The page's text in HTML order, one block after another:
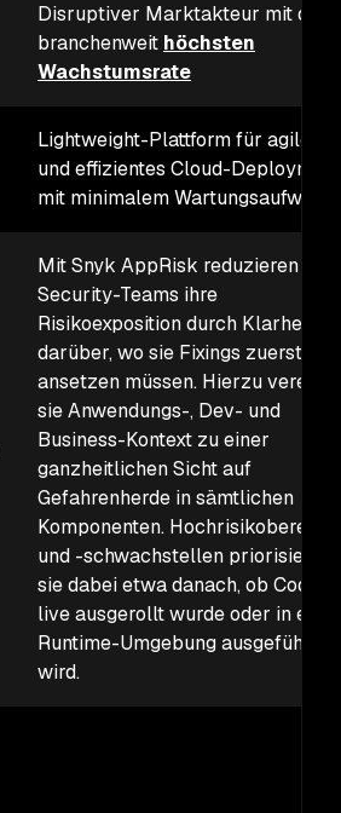
Disruptiver Marktakteur mit der
branchenweit höchsten
Wachstumsrate
Lightweight-Plattform für agiles
und effizientes Cloud-Deployment
mit minimalem Wartungsaufwand
Mit Snyk AppRisk reduzieren
Security-Teams ihre
Risikoexposition durch Klarheit
darüber, wo sie Fixings zuerst
ansetzen müssen. Hierzu
sie Anwendungs-, Dev- und
Business-Kontext zu einer
ganzheitlichen Sicht auf
Gefahrenherde in sämtlichen
Komponenten.
und -schwachstellen priorisieren
sie dabei etwa danach, ob Code
live ausgerollt wurde oder in einer
Runtime-Umgebung ausgeführt
wird.